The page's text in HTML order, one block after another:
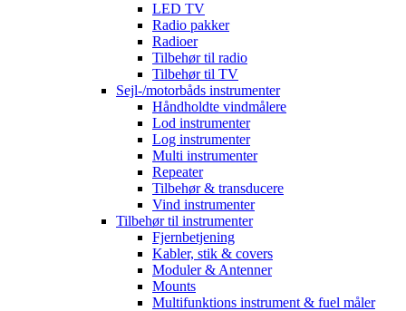
LED TV
Radio pakker
Radioer
Tilbehør til radio
Tilbehør til TV
Sejl-/motorbåds instrumenter
Håndholdte vindmålere
Lod instrumenter
Log instrumenter
Multi instrumenter
Repeater
Tilbehør & transducere
Vind instrumenter
Tilbehør til instrumenter
Fjernbetjening
Kabler, stik & covers
Moduler & Antenner
Mounts
Multifunktions instrument & fuel måler